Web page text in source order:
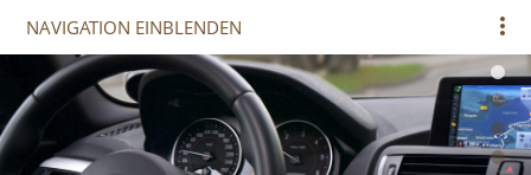
NAVIGATION EINBLENDEN